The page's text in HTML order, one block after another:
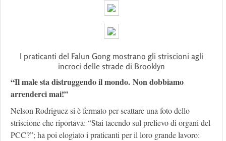
I praticanti del Falun Gong mostrano gli striscioni agli
incroci delle strade di Brooklyn
“Il male sta distruggendo il mondo. Non dobbiamo
arrenderci mai!”
Nelson Rodriguez si è fermato per scattare una foto dello
striscione che riportava: “Stai tacendo sul prelievo di organi del
PCC?”; ha poi elogiato i praticanti per il loro grande lavoro: